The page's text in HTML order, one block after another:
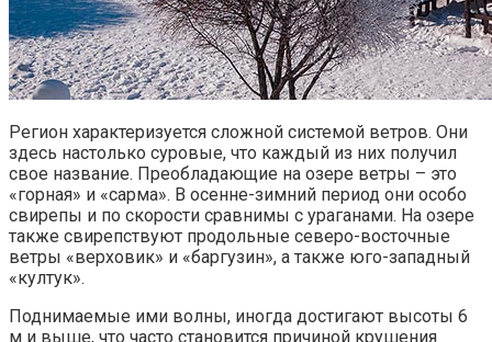
Регион характеризуется сложной системой ветров. Они
здесь настолько суровые, что каждый из них получил
свое название. Преобладающие на озере ветры – это
«горная» и «сарма». В осенне-зимний период они особо
свирепы и по скорости сравнимы с ураганами. На озере
также свирепствуют продольные северо-восточные
ветры «верховик» и «баргузин», а также юго-западный
«култук».
Поднимаемые ими волны, иногда достигают высоты 6
м и выше, что часто становится причиной крушения